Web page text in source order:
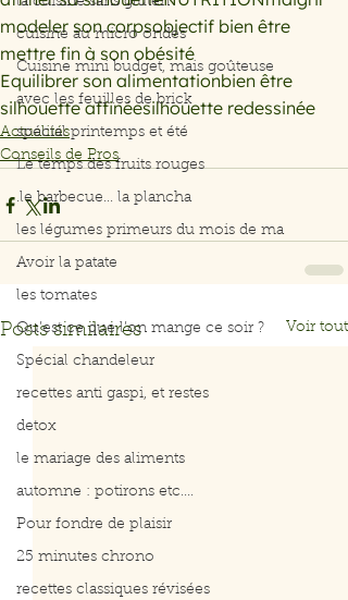
cuisine au micro ondes
Cuisine mini budget, mais goûteuse
avec les feuilles de brick
spécial printemps et été
Le temps des fruits rouges
.le barbecue... la plancha
les légumes primeurs du mois de ma
Avoir la patate
les tomates
Qu’est ce que l’on mange ce soir ?
Spécial chandeleur
recettes anti gaspi, et restes
detox
le mariage des aliments
automne : potirons etc....
Pour fondre de plaisir
25 minutes chrono
recettes classiques révisées
modeler son corpsobjectif bien être
mettre fin à son obésité
Equilibrer son alimentationbien être
silhouette affinéesilhouette redessinée
Actualités
Conseils de Pros
Posts similaires Voir tout